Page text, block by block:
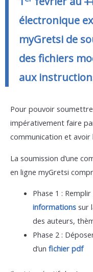
électronique
myGretsi de
des fichiers
aux
Pour pouvoir
impérativement faire
communication et avoir
La soumission d’une
en ligne myGretsi
Phase 1 :
informationssur
des auteurs,
Phase 2 :
d’un fichier pdf